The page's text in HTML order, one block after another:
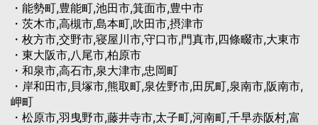
・能勢町,豊能町,池田市,箕面市,豊中市
・茨木市,高槻市,島本町,吹田市,摂津市
・枚方市,交野市,寝屋川市,守口市,門真市,四條畷市,大東市
・東大阪市,八尾市,柏原市
・和泉市,高石市,泉大津市,忠岡町
・岸和田市,貝塚市,熊取町,泉佐野市,田尻町,泉南市,阪南市,
岬町
・松原市,羽曳野市,藤井寺市,太子町,河南町,千早赤阪村,富